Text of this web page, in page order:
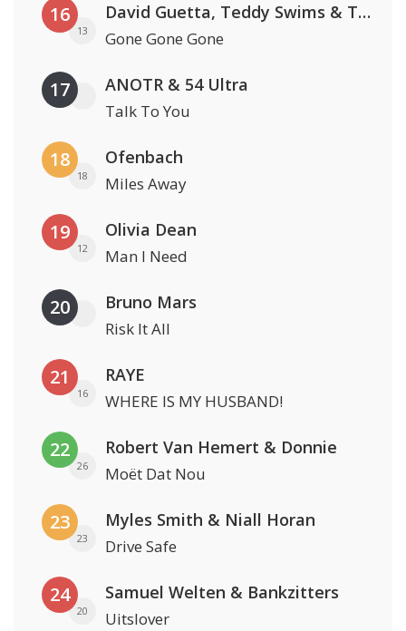
16
13
David Guetta, Teddy Swims & Tones And I
Gone Gone Gone
17 ANOTR & 54 Ultra
Talk To You
18
18
Ofenbach
Miles Away
19
12
Olivia Dean
Man I Need
20 Bruno Mars
Risk It All
21
16
RAYE
WHERE IS MY HUSBAND!
22
26
Robert Van Hemert & Donnie
Moët Dat Nou
23
23
Myles Smith & Niall Horan
Drive Safe
24
20
Samuel Welten & Bankzitters
Uitslover